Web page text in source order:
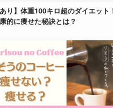
あり】体重100キロ超のダイエット
的に痩せた秘訣とは？